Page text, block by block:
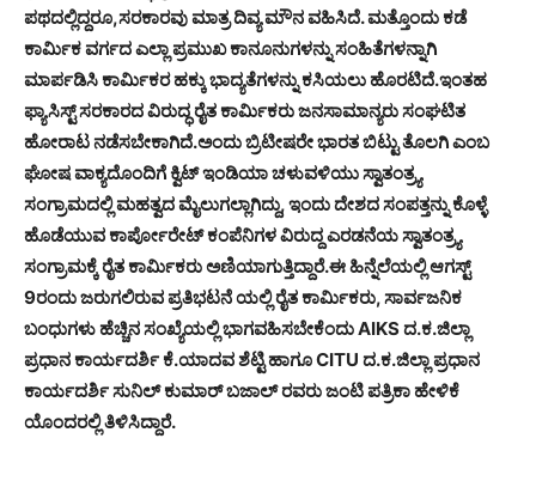
ಪಥದಲ್ಲಿದ್ದರೂ,ಸರಕಾರವು ಮಾತ್ರ ದಿವ್ಯ ಮೌನ ವಹಿಸಿದೆ. ಮತ್ತೊಂದು ಕಡೆ
ಕಾರ್ಮಿಕ ವರ್ಗದ ಎಲ್ಲಾ ಪ್ರಮುಖ ಕಾನೂನುಗಳನ್ನು ಸಂಹಿತೆಗಳನ್ನಾಗಿ
ಮಾರ್ಪಡಿಸಿ ಕಾರ್ಮಿಕರ ಹಕ್ಕು ಭಾದ್ಯತೆಗಳನ್ನು ಕಸಿಯಲು ಹೊರಟಿದೆ.ಇಂತಹ
ಫ್ಯಾಸಿಸ್ಟ್ ಸರಕಾರದ ವಿರುದ್ಧ ರೈತ ಕಾರ್ಮಿಕರು ಜನಸಾಮಾನ್ಯರು ಸಂಘಟಿತ
ಹೋರಾಟ ನಡೆಸಬೇಕಾಗಿದೆ.ಅಂದು ಬ್ರಿಟೀಷರೇ ಭಾರತ ಬಿಟ್ಟು ತೊಲಗಿ ಎಂಬ
ಘೋಷ ವಾಕ್ಯದೊಂದಿಗೆ ಕ್ವಿಟ್ ಇಂಡಿಯಾ ಚಳುವಳಿಯು ಸ್ವಾತಂತ್ರ್ಯ
ಸಂಗ್ರಾಮದಲ್ಲಿ ಮಹತ್ವದ ಮೈಲುಗಲ್ಲಾಗಿದ್ದು, ಇಂದು ದೇಶದ ಸಂಪತ್ತನ್ನು ಕೊಳ್ಳೆ
ಹೊಡೆಯುವ ಕಾರ್ಪೋರೇಟ್ ಕಂಪೆನಿಗಳ ವಿರುದ್ದ ಎರಡನೆಯ ಸ್ವಾತಂತ್ರ್ಯ
ಸಂಗ್ರಾಮಕ್ಕೆ ರೈತ ಕಾರ್ಮಿಕರು ಅಣಿಯಾಗುತ್ತಿದ್ದಾರೆ.ಈ ಹಿನ್ನೆಲೆಯಲ್ಲಿ ಆಗಸ್ಟ್
9ರಂದು ಜರುಗಲಿರುವ ಪ್ರತಿಭಟನೆ ಯಲ್ಲಿ ರೈತ ಕಾರ್ಮಿಕರು, ಸಾರ್ವಜನಿಕ
ಬಂಧುಗಳು ಹೆಚ್ಚಿನ ಸಂಖ್ಯೆಯಲ್ಲಿ ಭಾಗವಹಿಸಬೇಕೆಂದು AIKS ದ.ಕ.ಜಿಲ್ಲಾ
ಪ್ರಧಾನ ಕಾರ್ಯದರ್ಶಿ ಕೆ.ಯಾದವ ಶೆಟ್ಟಿ ಹಾಗೂ CITU ದ.ಕ.ಜಿಲ್ಲಾ ಪ್ರಧಾನ
ಕಾರ್ಯದರ್ಶಿ ಸುನಿಲ್ ಕುಮಾರ್ ಬಜಾಲ್ ರವರು ಜಂಟಿ ಪತ್ರಿಕಾ ಹೇಳಿಕೆ
ಯೊಂದರಲ್ಲಿ ತಿಳಿಸಿದ್ದಾರೆ.